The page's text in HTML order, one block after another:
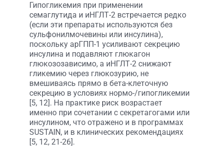
Гипогликемия при применении
семаглутида и иНГЛТ-2 встречается редко
(если эти препараты используются без
сульфонилмочевины или инсулина),
поскольку арГПП-1 усиливают секрецию
инсулина и подавляют глюкагон
глюкозозависимо, а иНГЛТ-2 снижают
гликемию через глюкозурию, не
вмешиваясь прямо в бета-клеточную
секрецию в условиях нормо-/гипогликемии
[5, 12]. На практике риск возрастает
именно при сочетании с секретагогами или
инсулином, что отражено и в программах
SUSTAIN, и в клинических рекомендациях
[5, 12, 21-26].